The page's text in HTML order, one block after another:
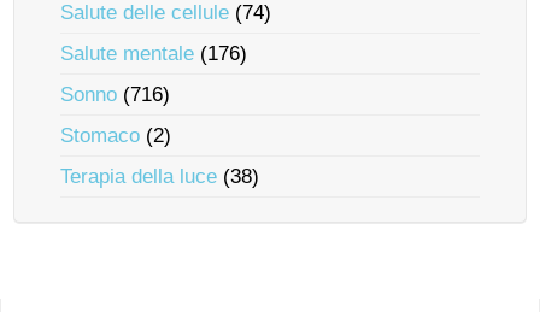
Salute delle cellule (74)
Salute mentale (176)
Sonno (716)
Stomaco (2)
Terapia della luce (38)